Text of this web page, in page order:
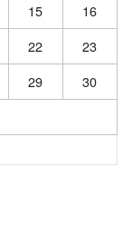
15
16
22
23
29
30